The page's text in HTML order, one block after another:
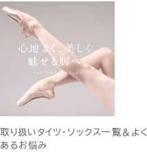
取り扱いタイツ・ソックス一覧＆よく
あるお悩み